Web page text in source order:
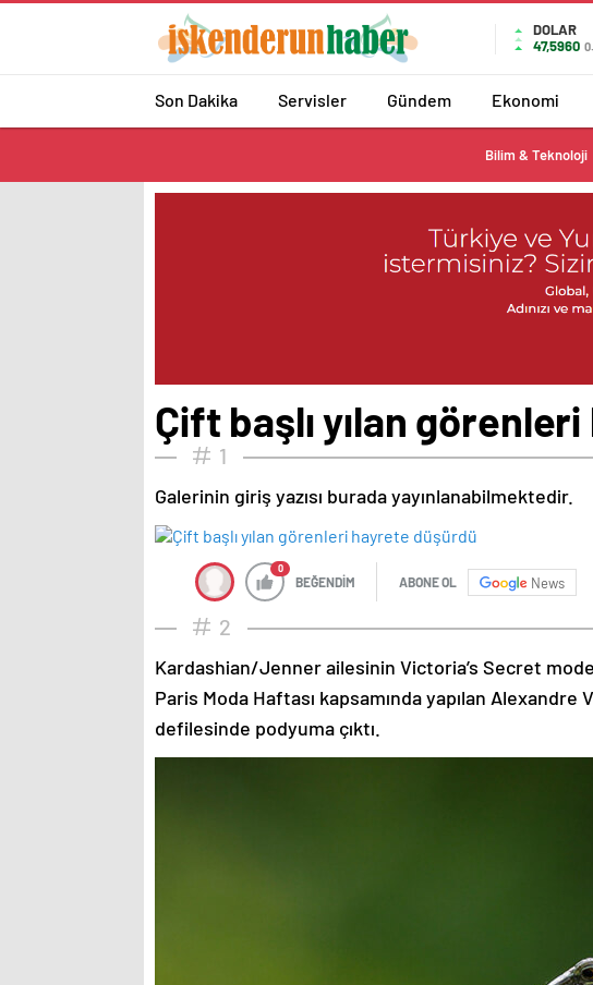
DOLAR
47,5960
Son Dakika Servisler Gündem Ekonomi
Bilim & Teknoloji
Çift başlı yılan
1
Galerinin giriş yazısı burada yayınlanabilmektedir.
0
BEĞENDİM ABONE OL News
2
Kardashian/Jenner ailesinin Victoria’s Secret
Paris Moda Haftası kapsamında yapılan
defilesinde podyuma çıktı.